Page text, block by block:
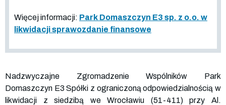
Więcej informacji: Park Domaszczyn E3 sp. z o.o. w
likwidacji sprawozdanie finansowe
Nadzwyczajne Zgromadzenie Wspólników Park
Domaszczyn E3 Spółki z ograniczoną odpowiedzialnością w
likwidacji z siedzibą we Wrocławiu (51-411) przy Al.